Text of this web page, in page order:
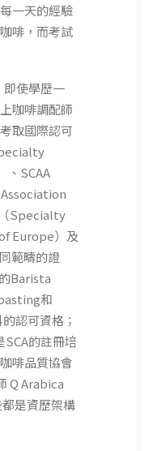
每一天的經驗
啡，而考試
使學歷一
咖啡調配師
取國際認可
、SCAA
Specialty
Europe）及
範疇的證
Barista
和
認可資格；
的註冊培
啡品質協會
Q Arabica
是資歷架構